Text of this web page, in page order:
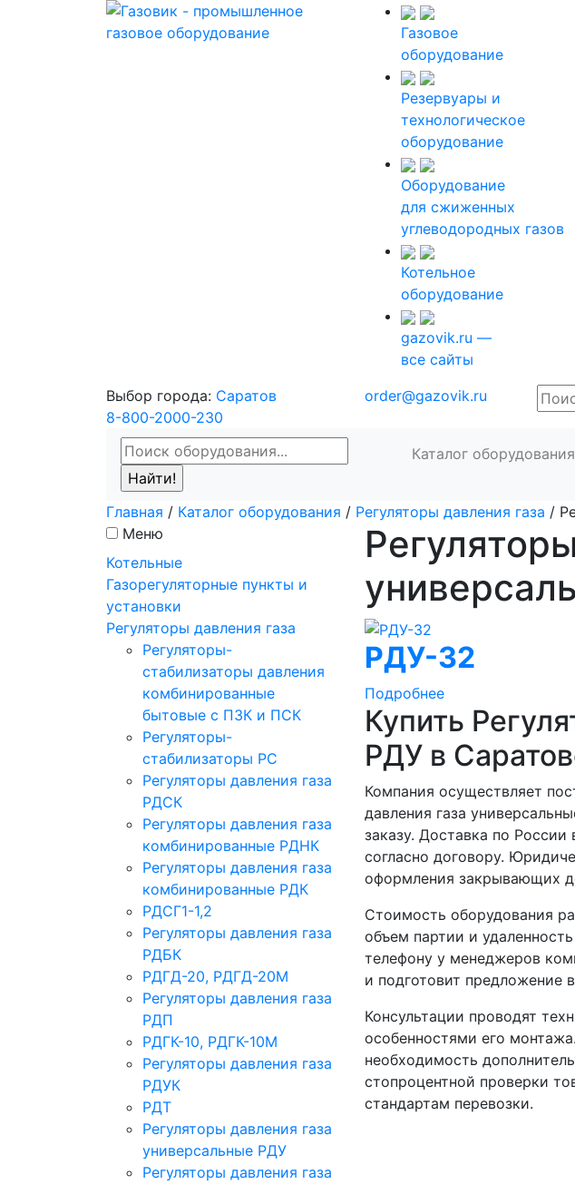
Газовое
оборудование
Резервуары и
технологическое
оборудование
Оборудование
для сжиженных
углеводородных газов
Котельное
оборудование
gazovik.ru —
все сайты
Выбор города: Саратов
8-800-2000-230
order@gazovik.ru
Каталог оборудования
Главная / Каталог оборудования / Регуляторы давления газа /
Меню
Котельные
Газорегуляторные пункты и
установки
Регуляторы давления газа
Регуляторы-
стабилизаторы давления
комбинированные
бытовые с ПЗК и ПСК
Регуляторы-
стабилизаторы РС
Регуляторы давления газа
РДСК
Регуляторы давления газа
комбинированные РДНК
Регуляторы давления газа
комбинированные РДК
РДСГ1-1,2
Регуляторы давления газа
РДБК
РДГД-20, РДГД-20М
Регуляторы давления газа
РДП
РДГК-10, РДГК-10М
Регуляторы давления газа
РДУК
РДТ
Регуляторы давления газа
универсальные РДУ
Регуляторы давления газа
РДУ-32
Подробнее
Купить
РДУ в
Компания осуществляет
давления газа
заказу. Доставка по
согласно договору.
оформления закрывающих
Стоимость оборудования
объем партии и
телефону у менеджеров
и подготовит предложение
Консультации проводят
особенностями его
необходимость
стопроцентной проверки
стандартам перевозки.